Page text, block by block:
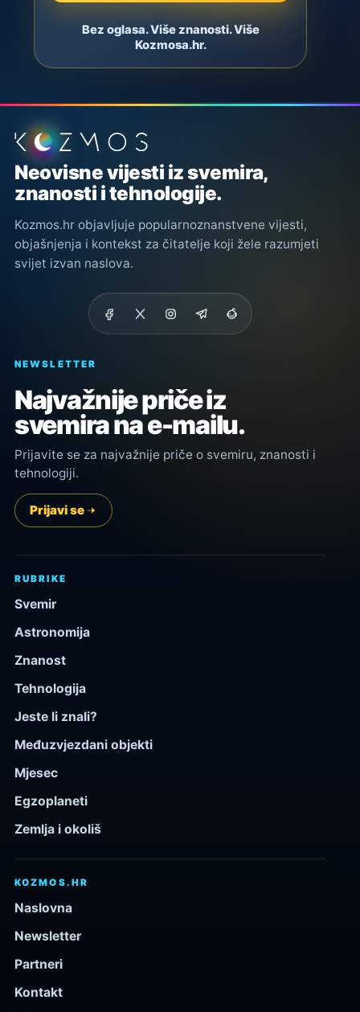
Bez oglasa. Više znanosti. Više
Kozmosa.hr.
Podnožje stranice
Neovisne vijesti iz svemira,
znanosti i tehnologije.
Kozmos.hr objavljuje popularnoznanstvene vijesti,
objašnjenja i kontekst za čitatelje koji žele razumjeti
svijet izvan naslova.
NEWSLETTER
Najvažnije priče iz
svemira na e-mailu.
Prijavite se za najvažnije priče o svemiru, znanosti i
tehnologiji.
Prijavi se
RUBRIKE
Svemir
Astronomija
Znanost
Tehnologija
Jeste li znali?
Međuzvjezdani objekti
Mjesec
Egzoplaneti
Zemlja i okoliš
KOZMOS.HR
Naslovna
Newsletter
Partneri
Kontakt